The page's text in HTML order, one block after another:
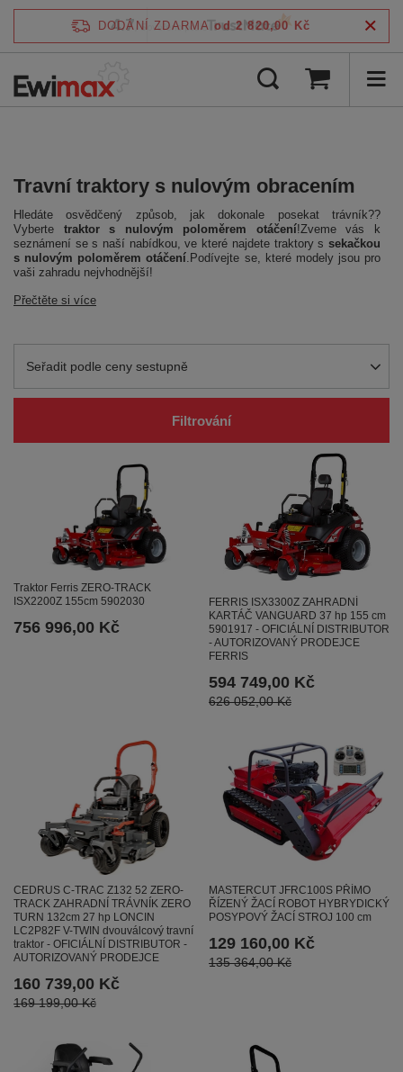
DODÁNÍ ZDARMA od 2 820,00 Kč
Travní traktory s nulovým obracením
Hledáte osvědčený způsob, jak dokonale posekat trávník??
Vyberte traktor s nulovým poloměrem otáčení!Zveme vás k
seznámení se s naší nabídkou, ve které najdete traktory s sekačkou
s nulovým poloměrem otáčení.Podívejte se, které modely jsou pro
vaši zahradu nejvhodnější!
Přečtěte si více
Zmień sortowanie
Seřadit podle ceny sestupně
Filtrování
Traktor Ferris ZERO-TRACK
ISX2200Z 155cm 5902030
756 996,00 Kč
FERRIS ISX3300Z ZAHRADNÍ
KARTÁČ VANGUARD 37 hp 155 cm
5901917 - OFICIÁLNÍ DISTRIBUTOR
- AUTORIZOVANÝ PRODEJCE
FERRIS
594 749,00 Kč
626 052,00 Kč
CEDRUS C-TRAC Z132 52 ZERO-
TRACK ZAHRADNÍ TRÁVNÍK ZERO
TURN 132cm 27 hp LONCIN
LC2P82F V-TWIN dvouválcový travní
traktor - OFICIÁLNÍ DISTRIBUTOR -
AUTORIZOVANÝ PRODEJCE
160 739,00 Kč
169 199,00 Kč
MASTERCUT JFRC100S PŘÍMO
ŘÍZENÝ ŽACÍ ROBOT HYBRYDICKÝ
POSYPOVÝ ŽACÍ STROJ 100 cm
129 160,00 Kč
135 364,00 Kč
4.7 /5 ověřeno podle